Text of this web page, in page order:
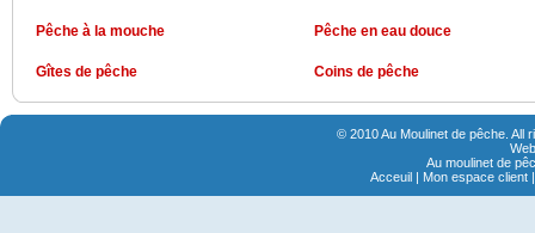
Pêche à la mouche Pêche en eau douce
Gîtes de pêche Coins de pêche
© 2010 Au Moulinet de pêche. All
Au moulinet de
Acceuil | Mon espace client